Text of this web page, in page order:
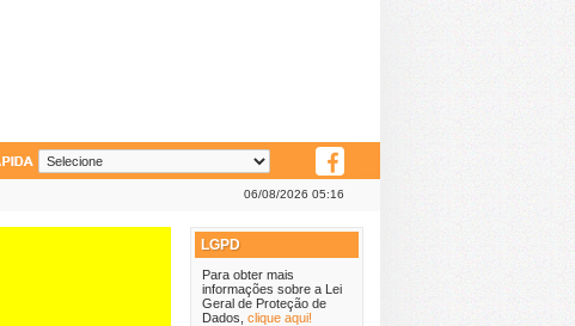
06/08/2026 05:16
LGPD
Para obter mais
informações sobre a Lei
Geral de Proteção de
Dados, clique aqui!